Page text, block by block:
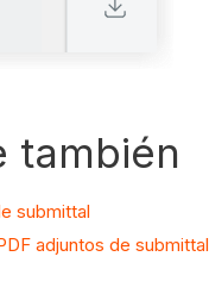
también
submittal
adjuntos de submittal